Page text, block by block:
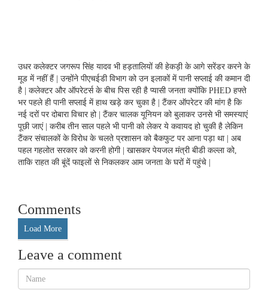
उधर कलेक्टर जगरूप सिंह यादव भी हड़तालियों की हेकड़ी के आगे सरेंडर करने के
मूड में नहीं हैं | उन्होंने पीएचईडी विभाग को उन इलाकों में पानी सप्लाई की कमान दी
है | कलेक्टर और ऑपरेटर्स के बीच पिस रही है प्यासी जनता क्योंकि PHED हफ्ते
भर पहले ही पानी सप्लाई में हाथ खड़े कर चुका है | टैंकर ऑपरेटर की मांग है कि
नई दरों पर दोबारा विचार हो | टैंकर चालक यूनियन को बुलाकर उनसे भी समस्याएं
पूछी जाएं | करीब तीन साल पहले भी पानी को लेकर ये कवायद हो चुकी है लेकिन
टैंकर संचालकों के विरोध के चलते प्रशासन को बैकफुट पर आना पड़ा था | अब
पहल गहलोत सरकार को करनी होगी | खासकर पेयजल मंत्री बीडी कल्ला को,
ताकि राहत की बूंदें फाइलों से निकलकर आम जनता के घरों में पहुंचे |
Comments
Load More
Leave a comment